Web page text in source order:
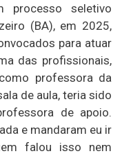
processo seletivo
(BA), em 2025,
para atuar
das profissionais,
professora da
de aula, teria sido
de apoio.
e mandaram eu ir
falou isso nem